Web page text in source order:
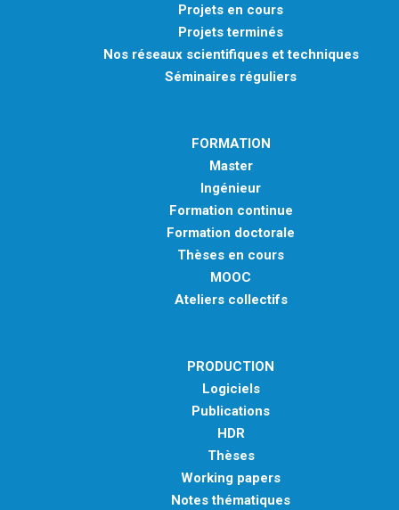
Projets en cours
Projets terminés
Nos réseaux scientifiques et techniques
Séminaires réguliers
FORMATION
Master
Ingénieur
Formation continue
Formation doctorale
Thèses en cours
MOOC
Ateliers collectifs
PRODUCTION
Logiciels
Publications
HDR
Thèses
Working papers
Notes thématiques